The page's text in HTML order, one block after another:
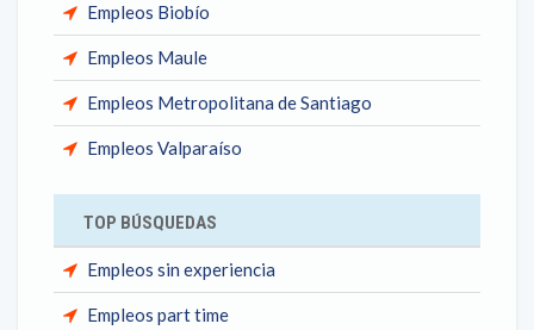
Empleos Biobío
Empleos Maule
Empleos Metropolitana de Santiago
Empleos Valparaíso
TOP BÚSQUEDAS
Empleos sin experiencia
Empleos part time